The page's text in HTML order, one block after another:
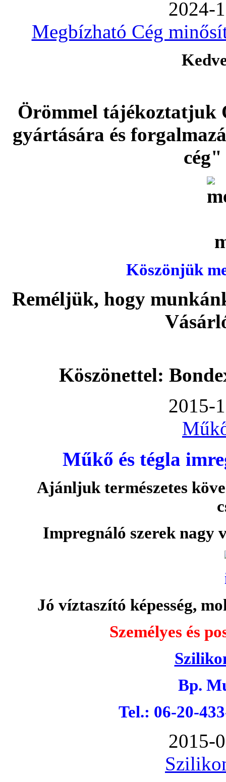
2024-
Megbízható Cég
Örömmel tájékoztatjuk
gyártására és
Köszönjük
Reméljük, hogy
Köszönettel:
2015-
Műkő és tégla
Ajánljuk természetes
Impregnáló szerek
Jó víztaszító képesség,
Személyes és
Bp.
Tel.: 06-20-
2015-